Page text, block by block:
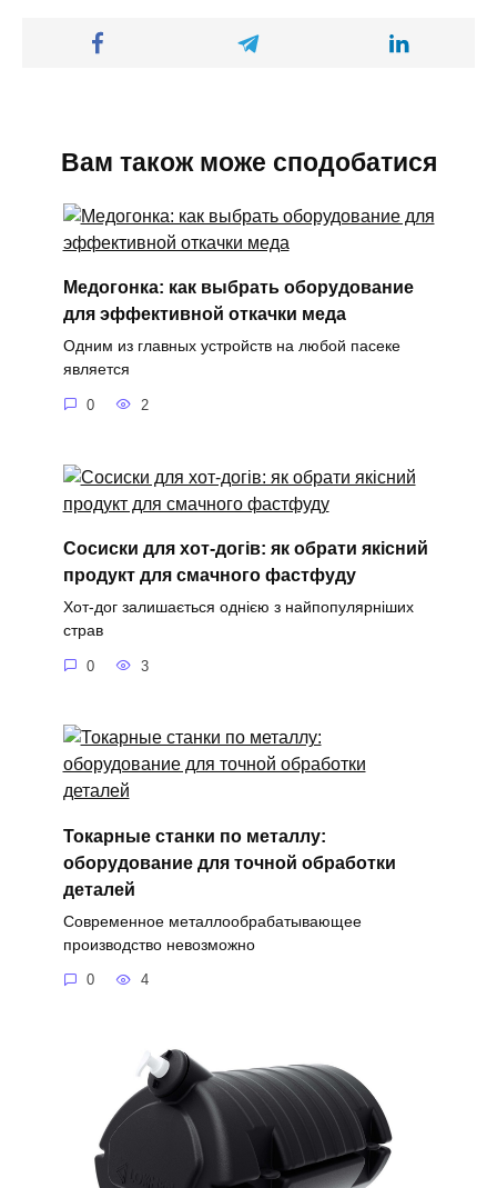
Вам також може сподобатися
Медогонка: как выбрать оборудование
для эффективной откачки меда
Одним из главных устройств на любой пасеке
является
0 2
Сосиски для хот-догів: як обрати якісний
продукт для смачного фастфуду
Хот-дог залишається однією з найпопулярніших
страв
0 3
Токарные станки по металлу:
оборудование для точной обработки
деталей
Современное металлообрабатывающее
производство невозможно
0 4